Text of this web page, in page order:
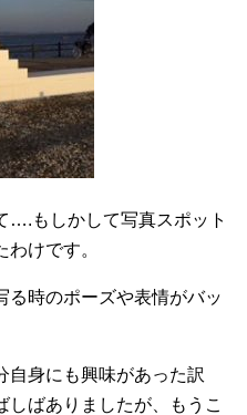
….もしかして写真スポット
けです。
る時のポーズや表情がバッ
自身にも興味があった訳
しばありましたが、もうこ